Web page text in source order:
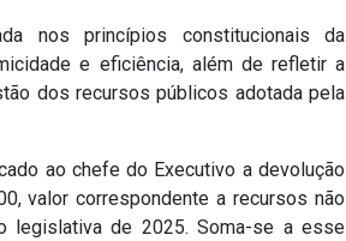
nos princípios constitucionais da
e eficiência, além de refletir a
dos recursos públicos adotada pela
ao chefe do Executivo a devolução
valor correspondente a recursos não
legislativa de 2025. Soma-se a esse